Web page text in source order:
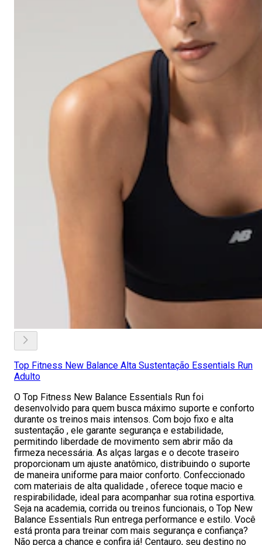
Top Fitness New Balance Alta Sustentação Essentials Run
Adulto
O Top Fitness New Balance Essentials Run foi
desenvolvido para quem busca máximo suporte e conforto
durante os treinos mais intensos. Com bojo fixo e alta
sustentação , ele garante segurança e estabilidade,
permitindo liberdade de movimento sem abrir mão da
firmeza necessária. As alças largas e o decote traseiro
proporcionam um ajuste anatômico, distribuindo o suporte
de maneira uniforme para maior conforto. Confeccionado
com materiais de alta qualidade , oferece toque macio e
respirabilidade, ideal para acompanhar sua rotina esportiva.
Seja na academia, corrida ou treinos funcionais, o Top New
Balance Essentials Run entrega performance e estilo. Você
está pronta para treinar com mais segurança e confiança?
Não perca a chance e confira já! Centauro, seu destino no